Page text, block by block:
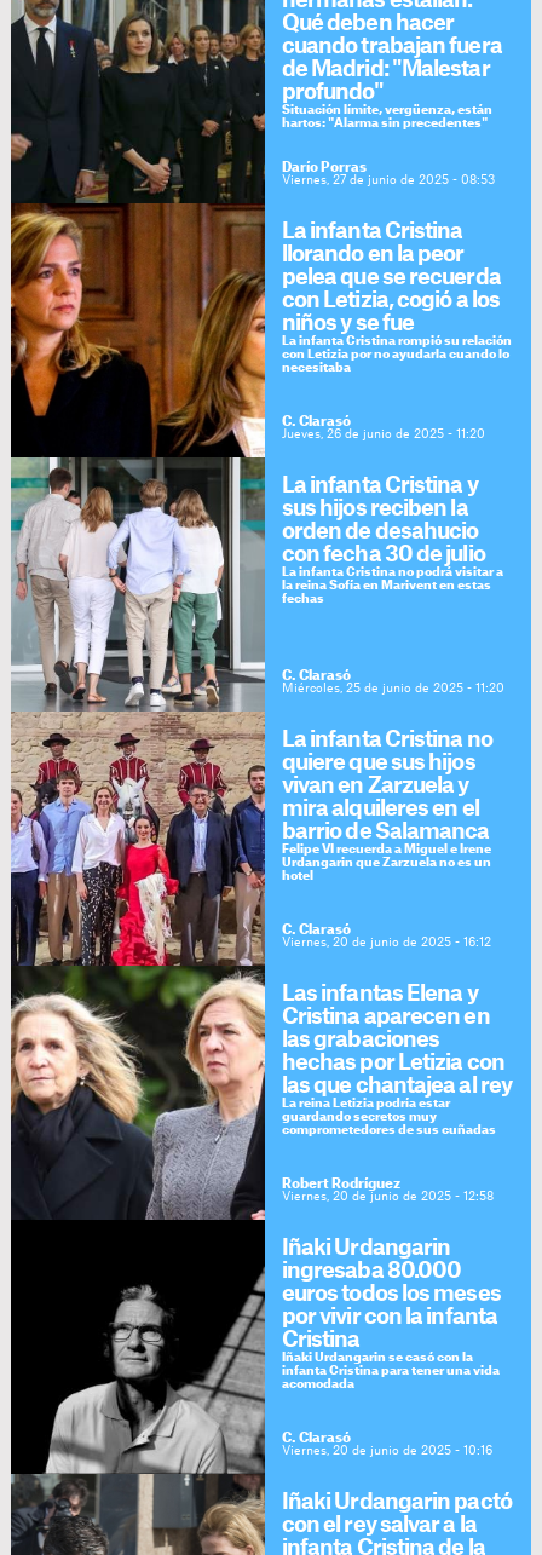
Qué deben hacer
cuando trabajan fuera
de Madrid: "Malestar
profundo"
Situación límite, vergüenza, están
hartos: "Alarma sin precedentes"
Darío Porras
Viernes, 27 de junio de 2025 - 08:53
La infanta Cristina
llorando en la peor
pelea que se recuerda
con Letizia, cogió a los
niños y se fue
La infanta Cristina rompió su relación
con Letizia por no ayudarla cuando lo
necesitaba
C. Clarasó
Jueves, 26 de junio de 2025 - 11:20
La infanta Cristina y
sus hijos reciben la
orden de desahucio
con fecha 30 de julio
La infanta Cristina no podrá visitar a
la reina Sofía en Marivent en estas
fechas
C. Clarasó
Miércoles, 25 de junio de 2025 - 11:20
La infanta Cristina no
quiere que sus hijos
vivan en Zarzuela y
mira alquileres en el
barrio de Salamanca
Felipe VI recuerda a Miguel e Irene
Urdangarin que Zarzuela no es un
hotel
C. Clarasó
Viernes, 20 de junio de 2025 - 16:12
Las infantas Elena y
Cristina aparecen en
las grabaciones
hechas por Letizia con
las que chantajea al rey
La reina Letizia podría estar
guardando secretos muy
comprometedores de sus cuñadas
Robert Rodríguez
Viernes, 20 de junio de 2025 - 12:58
Iñaki Urdangarin
ingresaba 80.000
euros todos los meses
por vivir con la infanta
Cristina
Iñaki Urdangarin se casó con la
infanta Cristina para tener una vida
acomodada
C. Clarasó
Viernes, 20 de junio de 2025 - 10:16
Iñaki Urdangarin pactó
con el rey salvar a la
infanta Cristina de la